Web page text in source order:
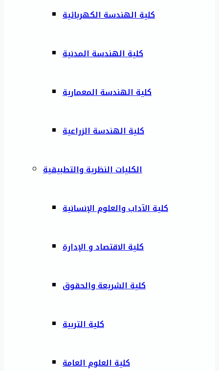
كلية الهندسة الكهربائية
كلية الهندسة المدنية
كلية الهندسة المعمارية
كلية الهندسة الزراعية
الكليات النظرية والتطبيقية
كلية الآداب والعلوم الإنسانية
كلية الاقتصاد و الإدارة
كلية الشريعة والحقوق
كلية التربية
كلية العلوم العامة